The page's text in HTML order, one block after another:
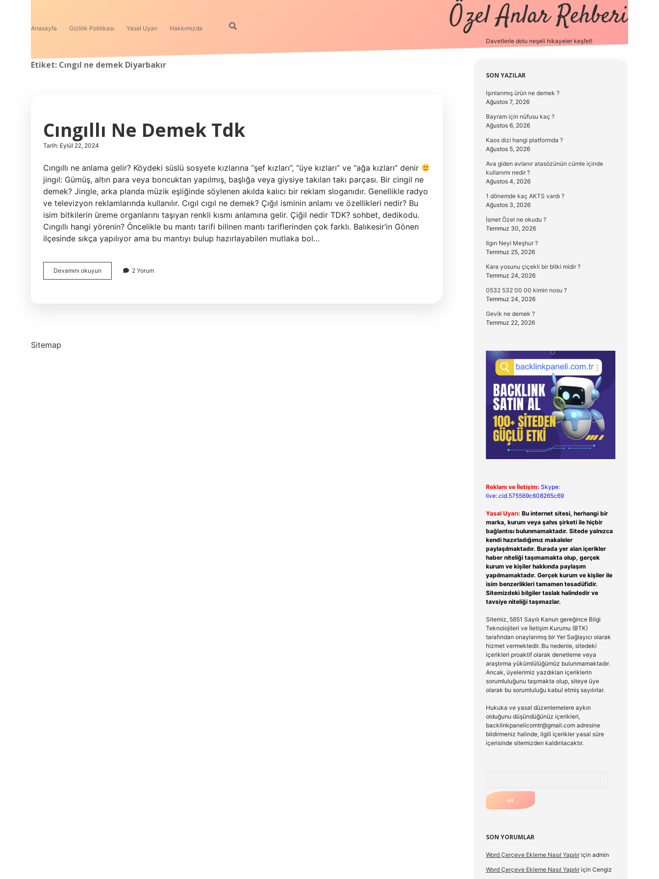
Anasayfa Gizlilik Politikası Yasal Uyarı Hakkımızda Özel Anlar Rehberi
Davetlerle dolu neşeli hikayeler keşfet!
Etiket: Cıngıl ne demek Diyarbakır
Cıngıllı Ne Demek Tdk
Tarih: Eylül 22, 2024
Cıngıllı ne anlama gelir? Köydeki süslü sosyete kızlarına “şef kızları”, “üye kızları” ve “ağa kızları” denir
jingıl: Gümüş, altın para veya boncuktan yapılmış, başlığa veya giysiye takılan takı parçası. Bir cingil ne
demek? Jingle, arka planda müzik eşliğinde söylenen akılda kalıcı bir reklam sloganıdır. Genellikle radyo
ve televizyon reklamlarında kullanılır. Cıgıl cıgıl ne demek? Çığıl isminin anlamı ve özellikleri nedir? Bu
isim bitkilerin üreme organlarını taşıyan renkli kısmı anlamına gelir. Çiğil nedir TDK? sohbet, dedikodu.
Cıngıllı hangi yörenin? Öncelikle bu mantı tarifi bilinen mantı tariflerinden çok farklı. Balıkesir’in Gönen
ilçesinde sıkça yapılıyor ama bu mantıyı bulup hazırlayabilen mutlaka bol…
Devamını okuyun
Ne
2 Yorum
Sitemap
Sidebar
SON YAZILAR
Işınlanmış ürün ne demek ?
Ağustos 7, 2026
Bayram için nüfusu kaç ?
Ağustos 6, 2026
Kaos dizi hangi platformda ?
Ağustos 5, 2026
Ava giden avlanır atasözünün cümle içinde
kullanımı nedir ?
Ağustos 4, 2026
1 dönemde kaç AKTS vardı ?
Ağustos 3, 2026
İsmet Özel ne okudu ?
Temmuz 30, 2026
Ilgın Neyi Meşhur ?
Temmuz 25, 2026
Kara yosunu çiçekli bir bitki midir ?
Temmuz 24, 2026
0532 532 00 00 kimin nosu ?
Temmuz 24, 2026
Gevik ne demek ?
Temmuz 22, 2026
Reklam ve İletişim: Skype:
live:.cid.575569c608265c69
Yasal Uyarı: Bu internet sitesi, herhangi bir
marka, kurum veya şahıs şirketi ile hiçbir
bağlantısı bulunmamaktadır. Sitede yalnızca
kendi hazırladığımız makaleler
paylaşılmaktadır. Burada yer alan içerikler
haber niteliği taşımamakta olup, gerçek
kurum ve kişiler hakkında paylaşım
yapılmamaktadır. Gerçek kurum ve kişiler ile
isim benzerlikleri tamamen tesadüfidir.
Sitemizdeki bilgiler taslak halindedir ve
tavsiye niteliği taşımazlar.
Sitemiz, 5651 Sayılı Kanun gereğince Bilgi
Teknolojileri ve İletişim Kurumu (BTK)
tarafından onaylanmış bir Yer Sağlayıcı olarak
hizmet vermektedir. Bu nedenle, sitedeki
içerikleri proaktif olarak denetleme veya
araştırma yükümlülüğümüz bulunmamaktadır.
Ancak, üyelerimiz yazdıkları içeriklerin
sorumluluğunu taşımakta olup, siteye üye
olarak bu sorumluluğu kabul etmiş sayılırlar.
Hukuka ve yasal düzenlemelere aykırı
olduğunu düşündüğünüz içerikleri,
backlinkpanelicomtr@gmail.comadresine
bildirmeniz halinde, ilgili içerikler yasal süre
içerisinde sitemizden kaldırılacaktır.
SON YORUMLAR
Word Çerçeve Ekleme Nasıl Yapılıriçin admin
Word Çerçeve Ekleme Nasıl Yapılıriçin Cengiz